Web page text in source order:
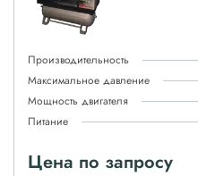
Производительность
Максимальное давление
Мощность двигателя
Питание
Цена по запросу